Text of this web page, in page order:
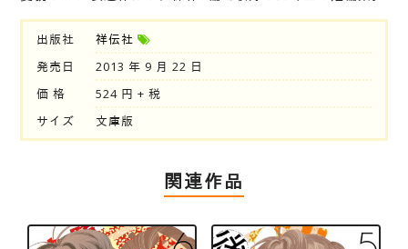
出版社
祥伝社
発売日
2013 年 9 月 22 日
価 格
524 円 + 税
サイズ
文庫版
関連作品